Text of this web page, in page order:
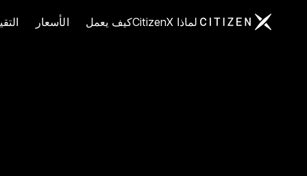
الانتقال إلى الصفحة الرئيسية لـ CitizenX
لماذا CitizenX كيف يعمل الأسعار